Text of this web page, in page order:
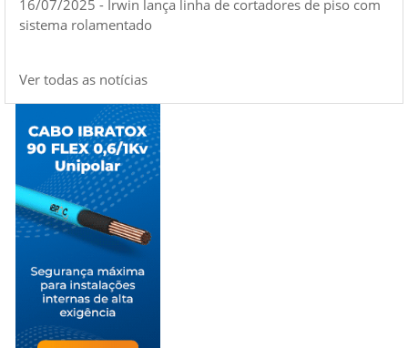
16/07/2025 - Irwin lança linha de cortadores de piso com
sistema rolamentado
Ver todas as notícias